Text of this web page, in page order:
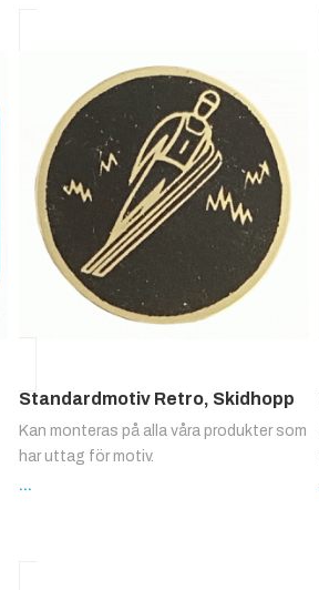
Standardmotiv Retro, Skidhopp
Kan monteras på alla våra produkter som
har uttag för motiv.
...